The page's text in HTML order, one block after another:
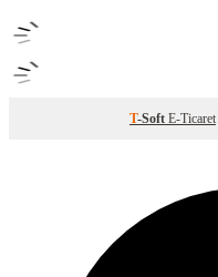
T-Soft E-Ticaret